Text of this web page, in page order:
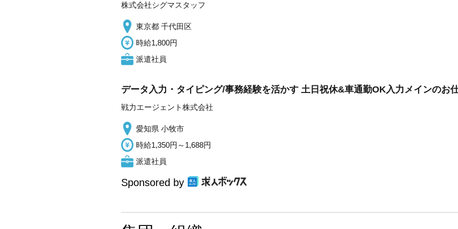
株式会社シグマスタッフ
東京都 千代田区
時給1,800円
派遣社員
データ入力・タイピング/事務経験を活かす 土日祝休&車通勤OK入力メインのお
戦力エージェント株式会社
愛知県 小牧市
時給1,350円～1,688円
派遣社員
Sponsored by